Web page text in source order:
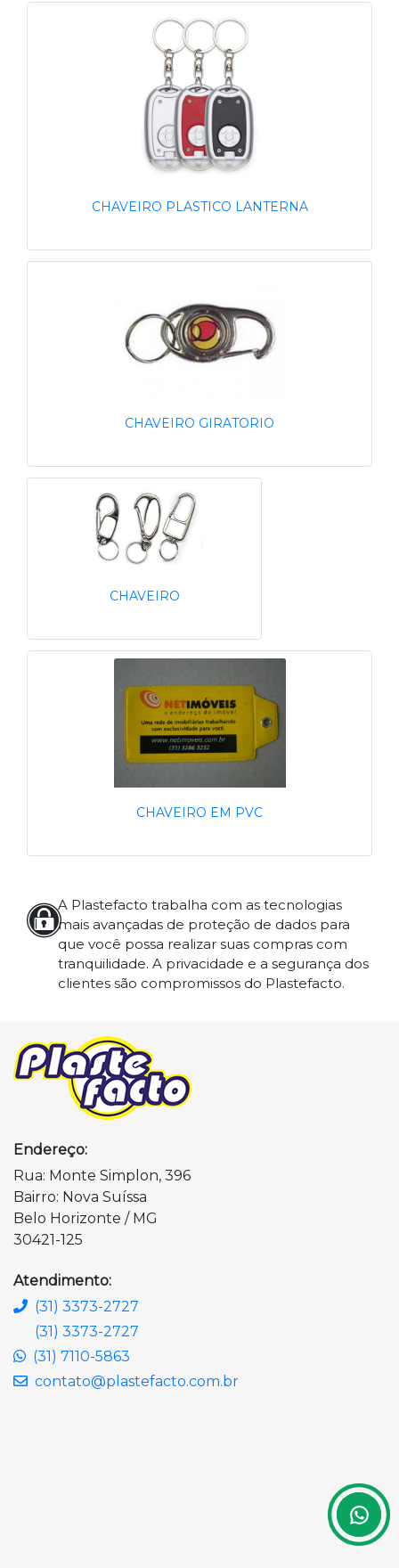
CHAVEIRO PLASTICO LANTERNA
CHAVEIRO GIRATORIO
CHAVEIRO
CHAVEIRO EM PVC
A Plastefacto trabalha com as tecnologias
mais avançadas de proteção de dados para
que você possa realizar suas compras com
tranquilidade. A privacidade e a segurança dos
clientes são compromissos do Plastefacto.
Endereço:
Rua: Monte Simplon, 396
Bairro: Nova Suíssa
Belo Horizonte / MG
30421-125
Atendimento:
(31) 3373-2727
(31) 3373-2727
(31) 7110-5863
contato@plastefacto.com.br